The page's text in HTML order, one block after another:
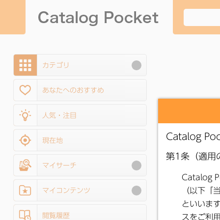
カテゴリ
あなたへのおすすめ
人気・注目
現在地
マイサーチ
マイコンテンツ
閲覧履歴